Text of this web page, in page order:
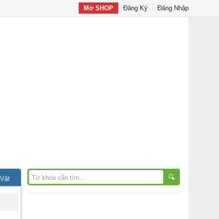
Mở SHOP Đăng Ký Đăng Nhập